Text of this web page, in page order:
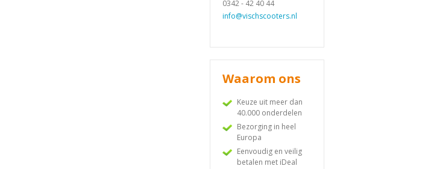
0342 - 42 40 44
info@vischscooters.nl
Waarom ons
Keuze uit meer dan
40.000 onderdelen
Bezorging in heel
Europa
Eenvoudig en veilig
betalen met iDeal